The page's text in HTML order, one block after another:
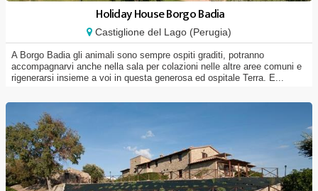
Holiday House Borgo Badia
Castiglione del Lago (Perugia)
A Borgo Badia gli animali sono sempre ospiti graditi, potranno
accompagnarvi anche nella sala per colazioni nelle altre aree comuni e
rigenerarsi insieme a voi in questa generosa ed ospitale Terra. E...